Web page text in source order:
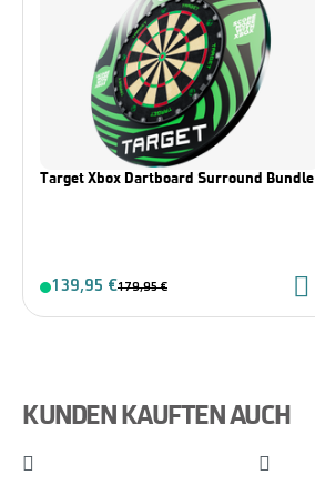
Target Xbox Dartboard Surround Bundle
139,95 €179,95 €
KUNDEN KAUFTEN AUCH